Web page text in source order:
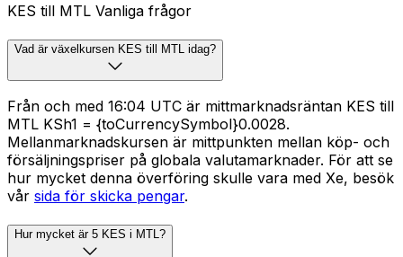
KES till MTL Vanliga frågor
Vad är växelkursen KES till MTL idag?
Från och med 16:04 UTC är mittmarknadsräntan KES till
MTL KSh1 = {toCurrencySymbol}0.0028.
Mellanmarknadskursen är mittpunkten mellan köp- och
försäljningspriser på globala valutamarknader. För att se
hur mycket denna överföring skulle vara med Xe, besök
vår sida för skicka pengar.
Hur mycket är 5 KES i MTL?